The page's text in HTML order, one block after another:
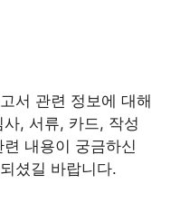
서 관련 정보에 대해
, 서류, 카드, 작성
내용이 궁금하신
셨길 바랍니다.